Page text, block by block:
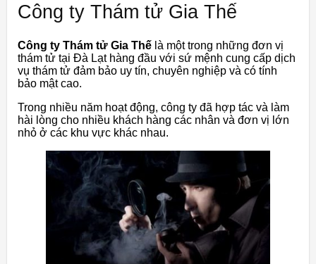
Công ty Thám tử Gia Thế
Công ty Thám tử Gia Thế là một trong những đơn vị
thám tử tại Đà Lạt hàng đầu với sứ mệnh cung cấp dịch
vụ thám tử đảm bảo uy tín, chuyên nghiệp và có tính
bảo mật cao.
Trong nhiều năm hoạt động, công ty đã hợp tác và làm
hài lòng cho nhiều khách hàng các nhân và đơn vị lớn
nhỏ ở các khu vực khác nhau.